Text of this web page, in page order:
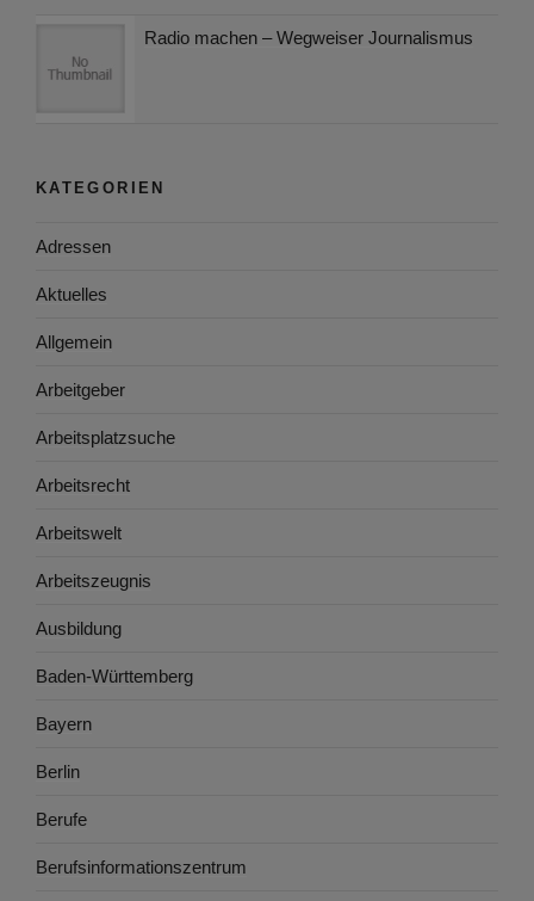
Radio machen – Wegweiser Journalismus
KATEGORIEN
Adressen
Aktuelles
Allgemein
Arbeitgeber
Arbeitsplatzsuche
Arbeitsrecht
Arbeitswelt
Arbeitszeugnis
Ausbildung
Baden-Württemberg
Bayern
Berlin
Berufe
Berufsinformationszentrum